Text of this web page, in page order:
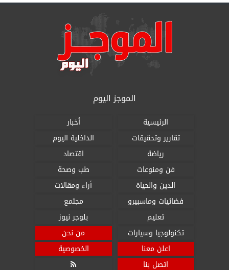
الموجز اليوم
الرئيسية
أخبار
تقارير وتحقيقات
الداخلية اليوم
رياضة
اقتصاد
فن ومنوعات
طب وصحة
الدين والحياة
أراء ومقالات
فضائيات وماسبيرو
مجتمع
تعليم
بلوجر نيوز
تكنولوجيا وسيارات
من نحن
اعلن معنا
الخصوصية
اتصل بنا
